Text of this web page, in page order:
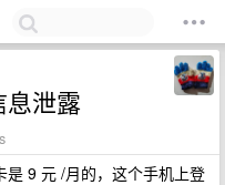
息泄露
9 元 /月的，这个手机上登